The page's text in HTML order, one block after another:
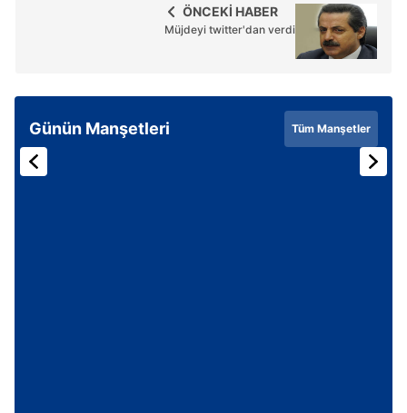
ÖNCEKİ HABER
Müjdeyi twitter'dan verdi
Günün Manşetleri Tüm Manşetler